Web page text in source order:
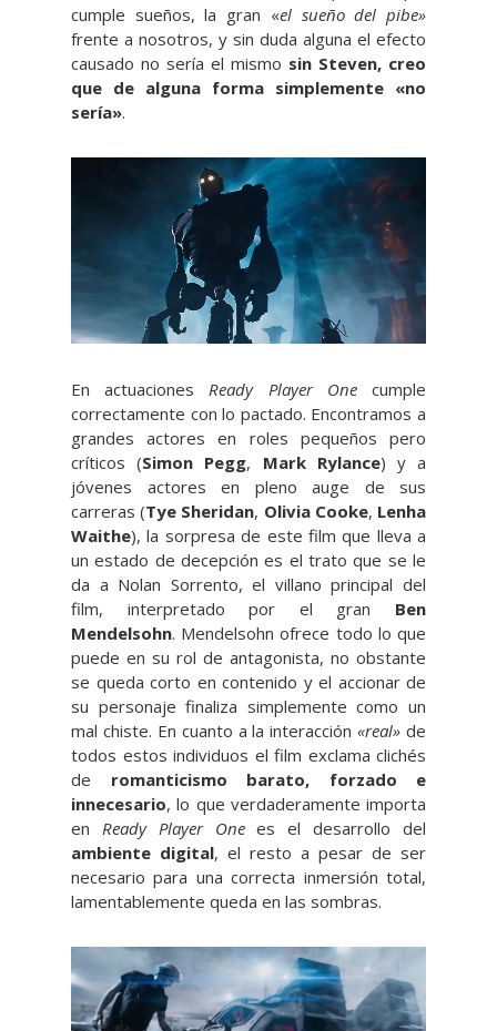
cumple sueños, la gran «el sueño del pibe»
frente a nosotros, y sin duda alguna el efecto
causado no sería el mismo sin Steven, creo
que de alguna forma simplemente «no
sería».
En actuaciones Ready Player Onecumple
correctamente con lo pactado. Encontramos a
grandes actores en roles pequeños pero
críticos (Simon Pegg, Mark Rylance) y a
jóvenes actores en pleno auge de sus
carreras (Tye Sheridan, Olivia Cooke, Lenha
Waithe), la sorpresa de este film que lleva a
un estado de decepción es el trato que se le
da a Nolan Sorrento, el villano principal del
film, interpretado por el gran Ben
Mendelsohn. Mendelsohn ofrece todo lo que
puede en su rol de antagonista, no obstante
se queda corto en contenido y el accionar de
su personaje finaliza simplemente como un
mal chiste. En cuanto a la interacción «real» de
todos estos individuos el film exclama clichés
de romanticismo barato, forzado e
innecesario, lo que verdaderamente importa
en Ready Player Onees el desarrollo del
ambiente digital, el resto a pesar de ser
necesario para una correcta inmersión total,
lamentablemente queda en las sombras.